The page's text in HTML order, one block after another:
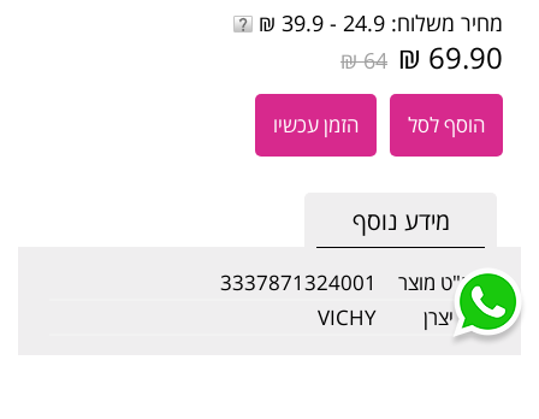
מחיר משלוח: 24.9 - 39.9 ₪
69.90 ₪
64 ₪
הוסף לסל הזמן עכשיו
מידע נוסף
מק"ט מוצר
3337871324001
שם יצרן
VICHY